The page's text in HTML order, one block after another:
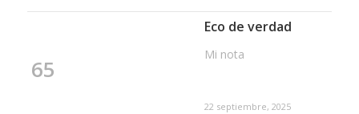
65
Eco de verdad
Mi nota
22 septiembre, 2025